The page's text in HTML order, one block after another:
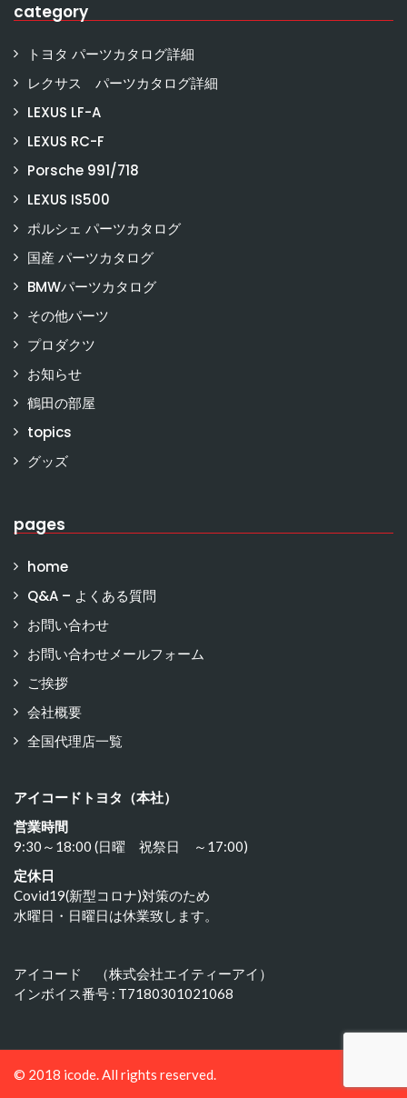
category
トヨタ パーツカタログ詳細
レクサス パーツカタログ詳細
LEXUS LF-A
LEXUS RC-F
Porsche 991/718
LEXUS IS500
ポルシェ パーツカタログ
国産 パーツカタログ
BMWパーツカタログ
その他パーツ
プロダクツ
お知らせ
鶴田の部屋
topics
グッズ
pages
home
Q&A – よくある質問
お問い合わせ
お問い合わせメールフォーム
ご挨拶
会社概要
全国代理店一覧
アイコードトヨタ（本社）
営業時間
9:30～18:00 (日曜 祝祭日 ～17:00)
定休日
Covid19(新型コロナ)対策のため
水曜日・日曜日は休業致します。
アイコード （株式会社エイティーアイ）
インボイス番号 : T7180301021068
© 2018 icode. All rights reserved.